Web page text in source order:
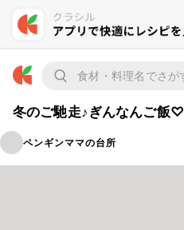
冬のご馳走♪ぎんなんご飯♡
ペンギンママの台所